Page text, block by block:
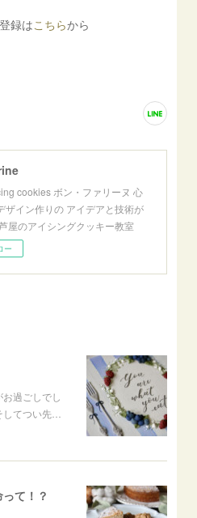
録はこちらから
cookies ボン・ファリーヌ 心
ザイン作りの アイデアと技術が
屋のアイシングクッキー教室
ー
過ごしでし
てつい先…
て！？